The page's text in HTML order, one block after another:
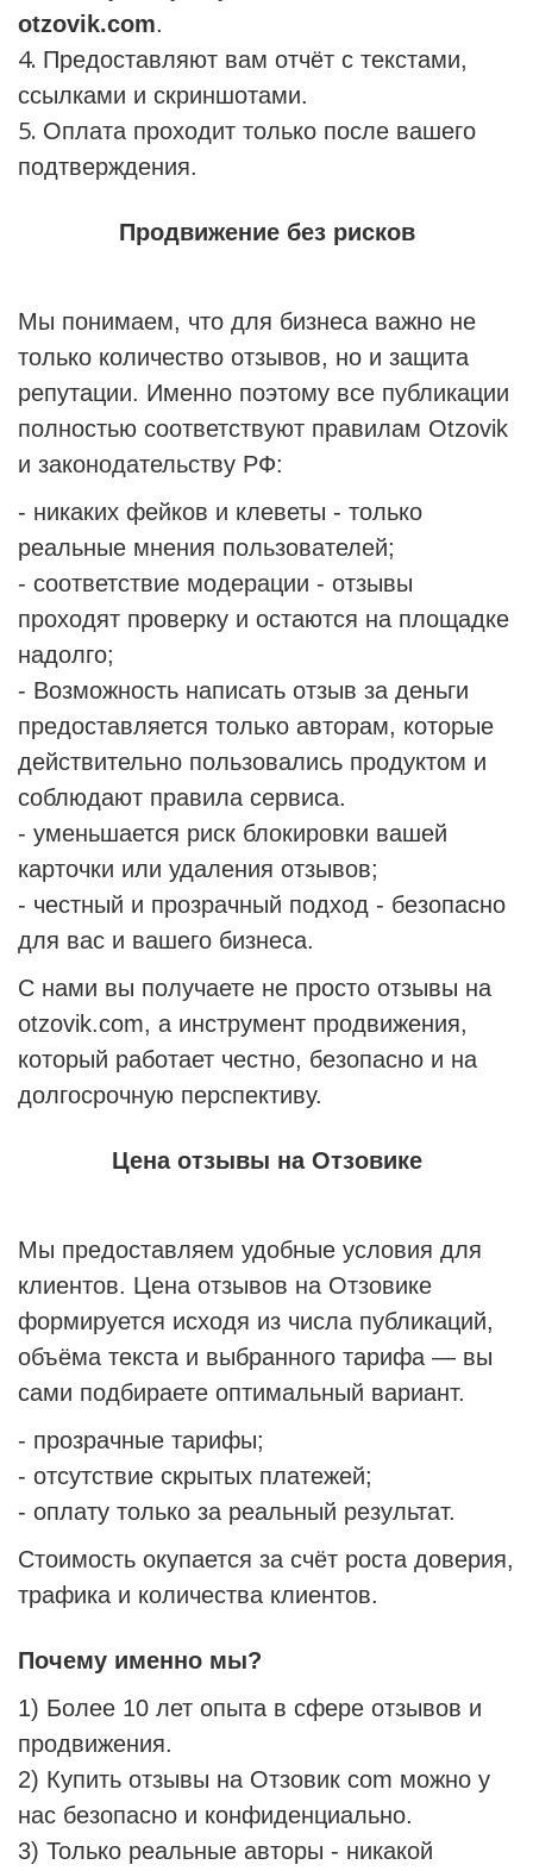
otzovik.com.
Предоставляют вам отчёт с текстами,
ссылками и скриншотами.
Оплата проходит только после вашего
подтверждения.
Продвижение без рисков
Мы понимаем, что для бизнеса важно не
только количество отзывов, но и защита
репутации. Именно поэтому все публикации
полностью соответствуют правилам Otzovik
и законодательству РФ:
- никаких фейков и клеветы - только
реальные мнения пользователей;
- соответствие модерации - отзывы
проходят проверку и остаются на площадке
надолго;
- Возможность написать отзыв за деньги
предоставляется только авторам, которые
действительно пользовались продуктом и
соблюдают правила сервиса.
- уменьшается риск блокировки вашей
карточки или удаления отзывов;
- честный и прозрачный подход - безопасно
для вас и вашего бизнеса.
С нами вы получаете не просто отзывы на
otzovik.com, а инструмент продвижения,
который работает честно, безопасно и на
долгосрочную перспективу.
Цена отзывы на Отзовике
Мы предоставляем удобные условия для
клиентов. Цена отзывов на Отзовике
формируется исходя из числа публикаций,
объёма текста и выбранного тарифа — вы
сами подбираете оптимальный вариант.
- прозрачные тарифы;
- отсутствие скрытых платежей;
- оплату только за реальный результат.
Стоимость окупается за счёт роста доверия,
трафика и количества клиентов.
Почему именно мы?
1) Более 10 лет опыта в сфере отзывов и
продвижения.
2) Купить отзывы на Отзовик com можно у
нас безопасно и конфиденциально.
3) Только реальные авторы - никакой